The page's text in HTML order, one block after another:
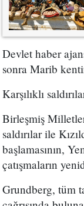
Devlet haber
sonra Marib
Karşılıklı
Birleşmiş
saldırılar ile
başlamasının,
çatışmaların
Grundberg, tüm